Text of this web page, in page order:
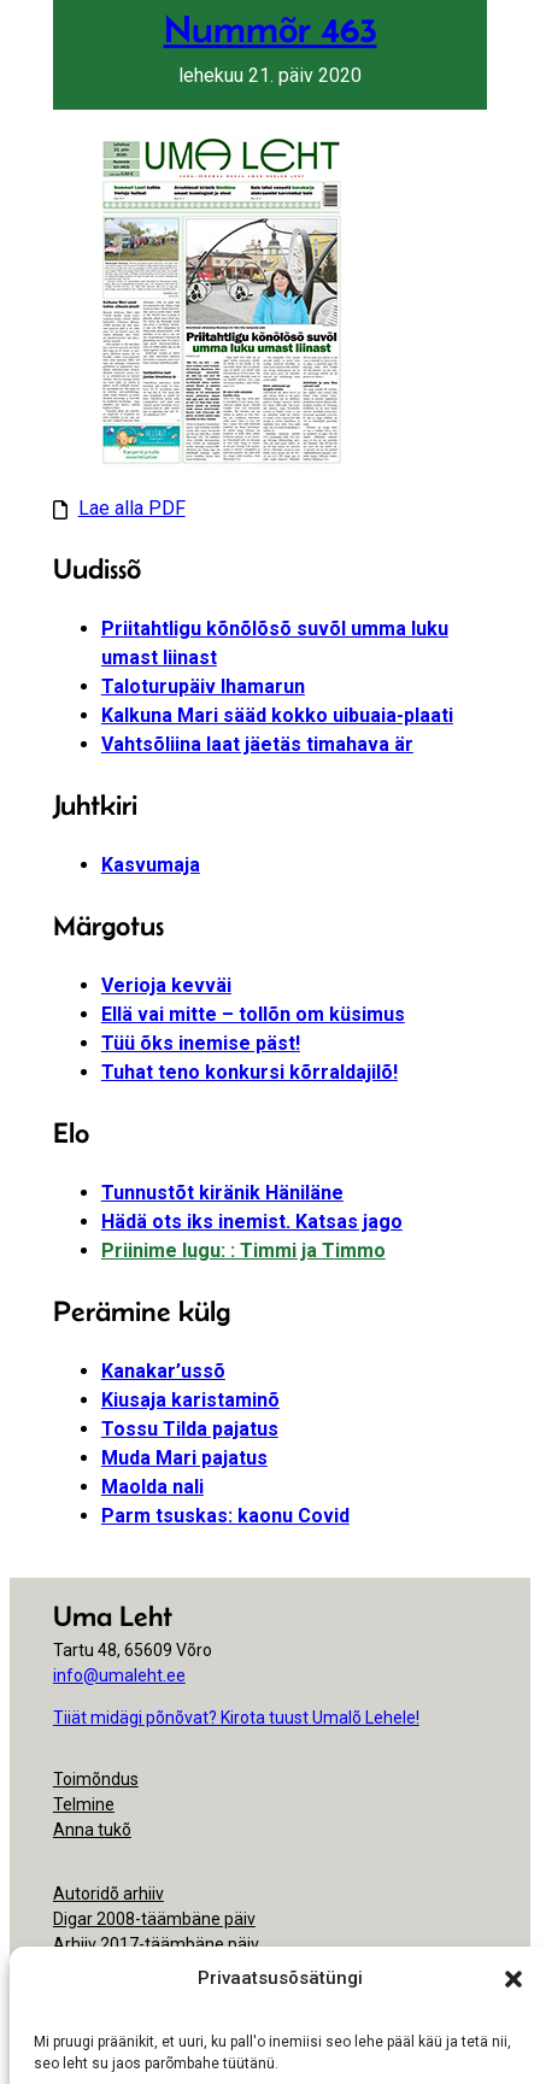
Privaatsusõsätüngi
Mi pruugi präänikit, et uuri, ku pall'o inemiisi seo lehe pääl käü ja tetä nii,
seo leht su jaos parõmbahe tüütänü.
Nummõr 463
lehekuu 21. päiv 2020
Lae alla PDF
Uudissõ
Priitahtligu kõnõlõsõ suvõl umma luku
umast liinast
Taloturupäiv Ihamarun
Kalkuna Mari sääd kokko uibuaia-plaati
Vahtsõliina laat jäetäs timahava är
Juhtkiri
Kasvumaja
Märgotus
Verioja kevväi
Ellä vai mitte – tollõn om küsimus
Tüü õks inemise päst!
Tuhat teno konkursi kõrraldajilõ!
Elo
Tunnustõt kiränik Häniläne
Hädä ots iks inemist. Katsas jago
Priinime lugu: : Timmi ja Timmo
Perämine külg
Kanakar’ussõ
Kiusaja karistaminõ
Tossu Tilda pajatus
Muda Mari pajatus
Maolda nali
Parm tsuskas: kaonu Covid
Uma Leht
Tartu 48, 65609 Võro
info@umaleht.ee
Tiiät midägi põnõvat? Kirota tuust Umalõ Lehele!
Toimõndus
Telmine
Anna tukõ
Autoridõ arhiiv
Digar 2008-täämbäne päiv
Arhiiv 2017-täämbäne päiv
Ligipäsemine
Nõudmisõ pruukmisõs